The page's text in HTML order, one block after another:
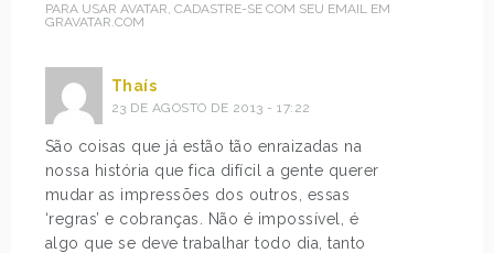
PARA USAR AVATAR, CADASTRE-SE COM SEU EMAIL EM
GRAVATAR.COM
Thaís
23 DE AGOSTO DE 2013 - 17:22
São coisas que já estão tão enraizadas na
nossa história que fica difícil a gente querer
mudar as impressões dos outros, essas
‘regras’ e cobranças. Não é impossível, é
algo que se deve trabalhar todo dia, tanto